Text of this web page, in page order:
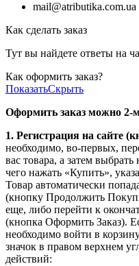
mail@atributika.com.ua
Как сделать заказ
Тут вы найдете ответы на
Как оформить заказ?
ПоказатьСкрыть
Оформить заказ можно 2-
1. Регистрация на сайте
необходимо, во-первых,
вас товара, а затем
чего нажать «Купить»,
Товар автоматически
(кнопку Продолжить
еще, либо перейти к
(кнопка Оформить Заказ).
необходимо войти в
значок в правом верхнем
действий: